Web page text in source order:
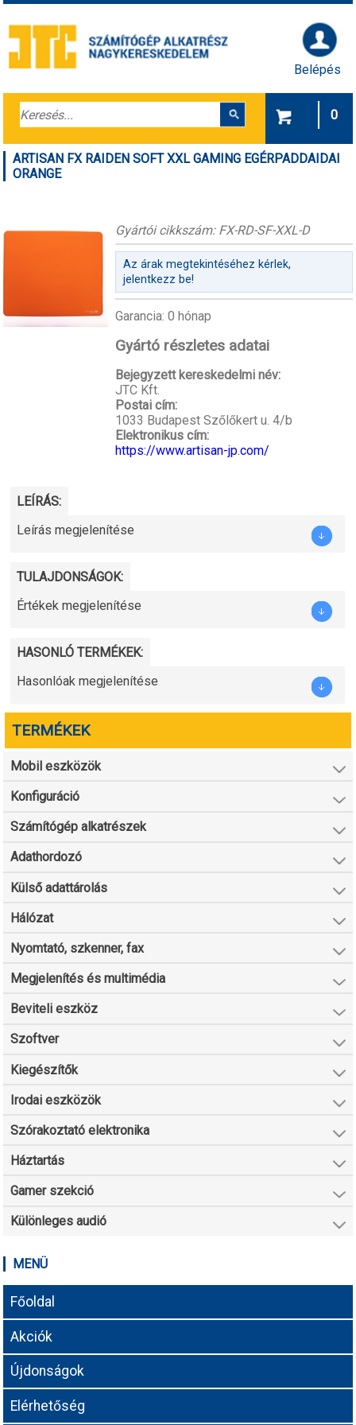
Belépés
0
ARTISAN FX RAIDEN SOFT XXL GAMING EGÉRPADDAIDAI
ORANGE
Gyártói cikkszám: FX-RD-SF-XXL-D
Az árak megtekintéséhez kérlek,
jelentkezz be!
Garancia: 0 hónap
Gyártó részletes adatai
Bejegyzett kereskedelmi név:
JTC Kft.
Postai cím:
1033 Budapest Szőlőkert u. 4/b
Elektronikus cím:
https://www.artisan-jp.com/
LEÍRÁS:
Leírás megjelenítése
TULAJDONSÁGOK:
Értékek megjelenítése
HASONLÓ TERMÉKEK:
Hasonlóak megjelenítése
TERMÉKEK
Mobil eszközök
Konfiguráció
Számítógép alkatrészek
Adathordozó
Külső adattárolás
Hálózat
Nyomtató, szkenner, fax
Megjelenítés és multimédia
Beviteli eszköz
Szoftver
Kiegészítők
Irodai eszközök
Szórakoztató elektronika
Háztartás
Gamer szekció
Különleges audió
MENÜ
Főoldal
Akciók
Újdonságok
Elérhetőség